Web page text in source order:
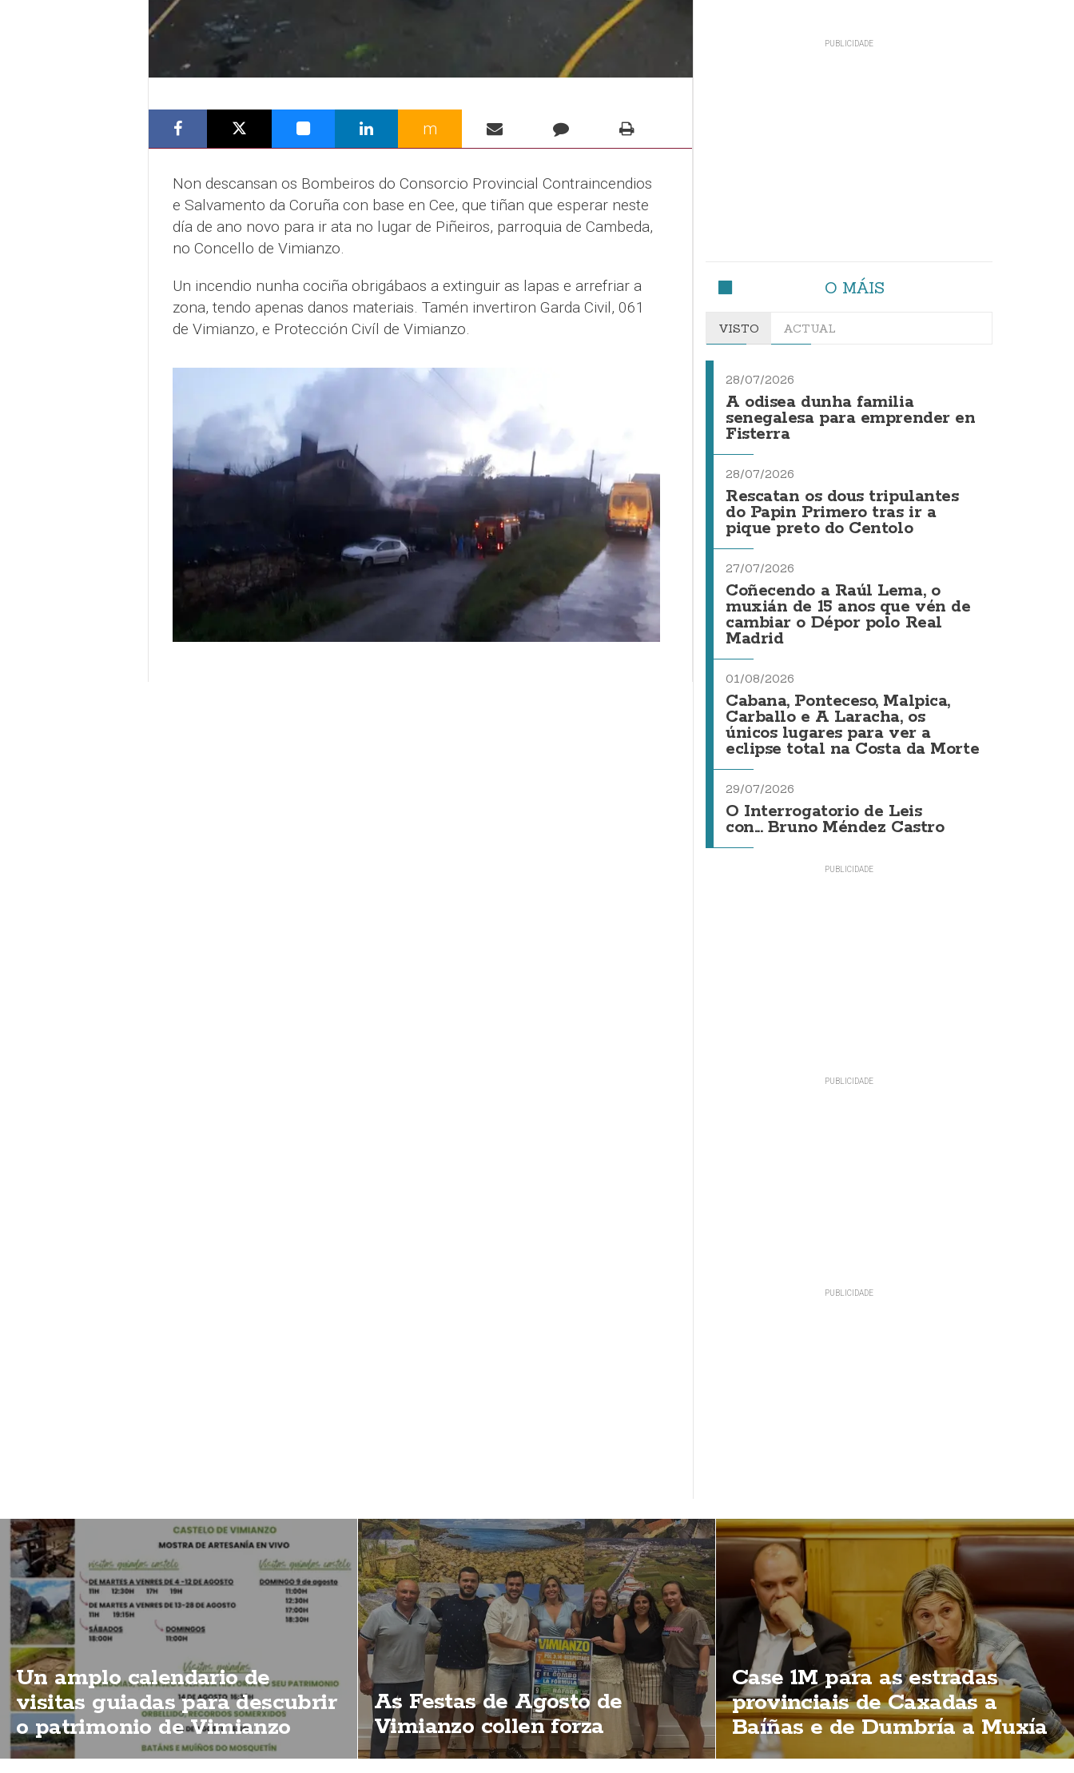
m
Non descansan os Bombeiros do Consorcio Provincial Contraincendios
e Salvamento da Coruña con base en Cee, que tiñan que esperar neste
día de ano novo para ir ata no lugar de Piñeiros, parroquia de Cambeda,
no Concello de Vimianzo.
Un incendio nunha cociña obrigábaos a extinguir as lapas e arrefriar a
zona, tendo apenas danos materiais. Tamén invertiron Garda Civil, 061
de Vimianzo, e Protección Civíl de Vimianzo.
O MÁIS
VISTO ACTUAL
28/07/2026
A odisea dunha familia
senegalesa para emprender en
Fisterra
28/07/2026
Rescatan os dous tripulantes
do Papin Primero tras ir a
pique preto do Centolo
27/07/2026
Coñecendo a Raúl Lema, o
muxián de 15 anos que vén de
cambiar o Dépor polo Real
Madrid
01/08/2026
Cabana, Ponteceso, Malpica,
Carballo e A Laracha, os
únicos lugares para ver a
eclipse total na Costa da Morte
29/07/2026
O Interrogatorio de Leis
con... Bruno Méndez Castro
Un amplo calendario de
visitas guiadas para descubrir
o patrimonio de Vimianzo
As Festas de Agosto de
Vimianzo collen forza
Case 1M para as estradas
provinciais de Caxadas a
Baíñas e de Dumbría a Muxía